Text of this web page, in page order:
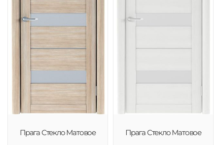
Прага Стекло Матовое Прага Стекло Матовое